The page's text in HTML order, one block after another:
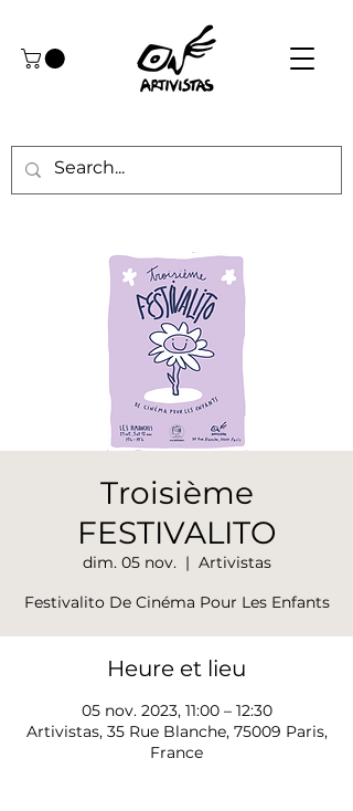
Troisième
FESTIVALITO
dim. 05 nov.
  |
Artivistas
Festivalito De Cinéma Pour Les Enfants
Heure et lieu
05 nov. 2023, 11:00 – 12:30
Artivistas, 35 Rue Blanche, 75009 Paris,
France